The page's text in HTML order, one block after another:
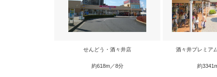
せんどう・酒々井店
約618m／8分
酒々井プレミア
約